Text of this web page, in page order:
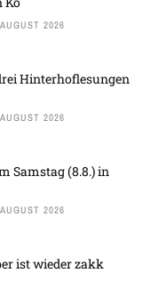
2026
Hinterhoflesungen
2026
Samstag (8.8.) in
2026
ist wieder zakk